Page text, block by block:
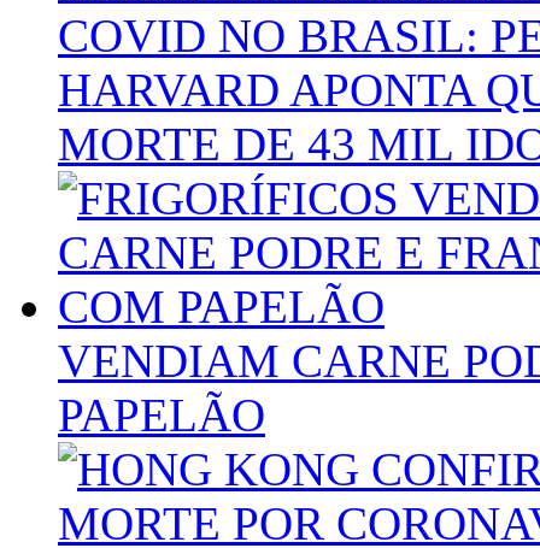
COVID NO BRASIL:
HARVARD APONTA
MORTE DE 43 MIL
VENDIAM CARNE
PAPELÃO